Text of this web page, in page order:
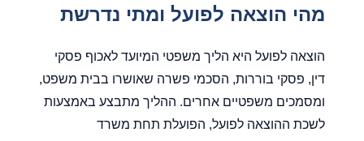
מהי הוצאה לפועל ומתי נדרשת
הוצאה לפועל היא הליך משפטי המיועד לאכוף פסקי
דין, פסקי בוררות, הסכמי פשרה שאושרו בבית משפט,
ומסמכים משפטיים אחרים. ההליך מתבצע באמצעות
לשכת ההוצאה לפועל, הפועלת תחת משרד